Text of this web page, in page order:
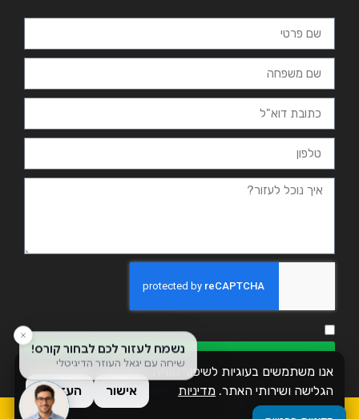
שליחה
כל הזכויות שמורות לזמן אשכול
אנו משתמשים בעוגיות לשיפור חוויית
הגלישה ושירותי האתר. מדיניות
פרטיות
אישור העדפות